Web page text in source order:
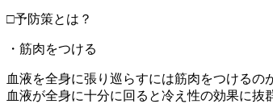
□予防策とは？
・筋肉をつける
血液を全身に張り巡らすには筋肉をつけるの
血液が全身に十分に回ると冷え性の効果に抜